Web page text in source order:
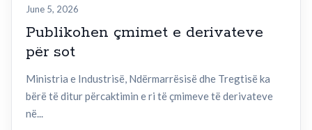
June 5, 2026
Publikohen çmimet e derivateve
për sot
Ministria e Industrisë, Ndërmarrësisë dhe Tregtisë ka
bërë të ditur përcaktimin e ri të çmimeve të derivateve
në...